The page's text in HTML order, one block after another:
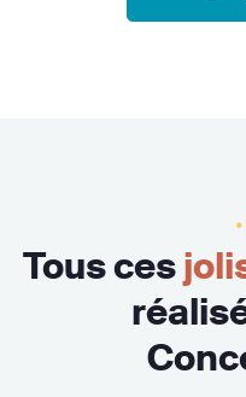
Tous ces